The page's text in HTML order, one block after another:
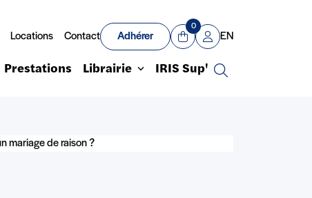
Locations Contact Adhérer
Panier
0
Mon compte
EN
Prestations Librairie IRIS Sup'
Recherche